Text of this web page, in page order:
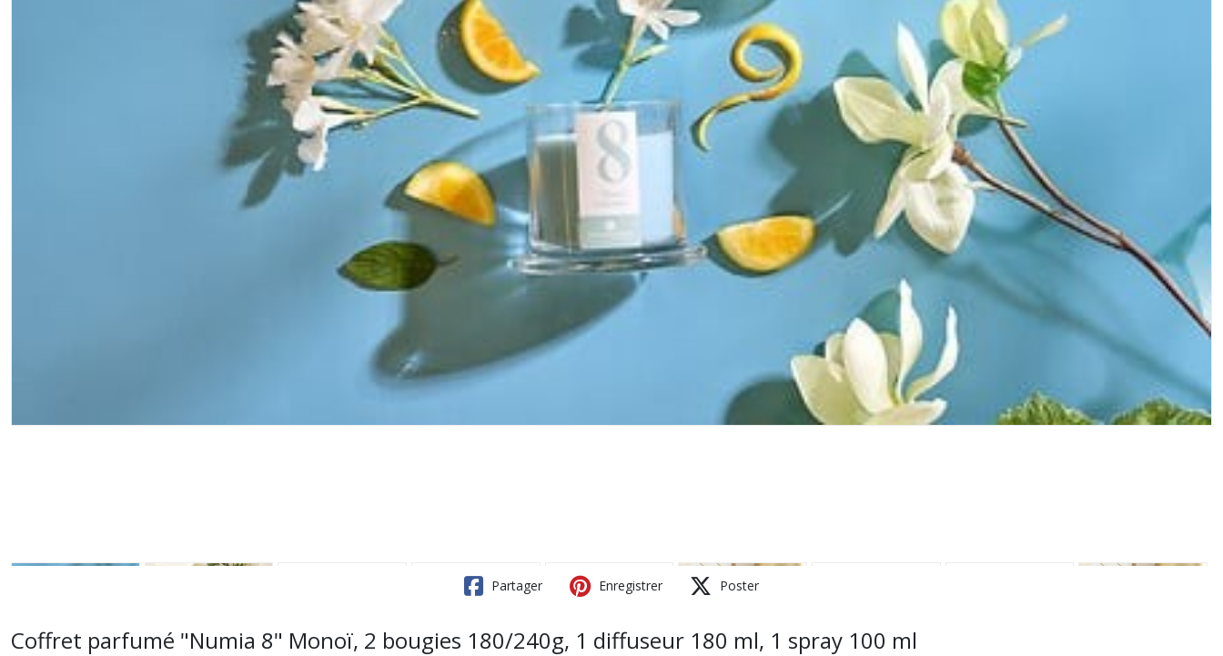
Partager Enregistrer Poster
Coffret parfumé "Numia 8" Monoï, 2 bougies 180/240g, 1 diffuseur 180 ml, 1 spray 100 ml